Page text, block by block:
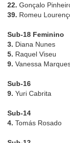
22. Gonçalo
39. Romeu
Sub-18 Feminino
3. Diana Nunes
5. Raquel Viseu
9. Vanessa
Sub-16
9. Yuri Cabrita
Sub-14
4. Tomás Rosado